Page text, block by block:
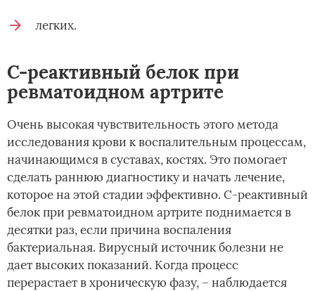
легких.
С-реактивный белок при
ревматоидном артрите
Очень высокая чувствительность этого метода
исследования крови к воспалительным процессам,
начинающимся в суставах, костях. Это помогает
сделать раннюю диагностику и начать лечение,
которое на этой стадии эффективно. С-реактивный
белок при ревматоидном артрите поднимается в
десятки раз, если причина воспаления
бактериальная. Вирусный источник болезни не
дает высоких показаний. Когда процесс
перерастает в хроническую фазу, – наблюдается